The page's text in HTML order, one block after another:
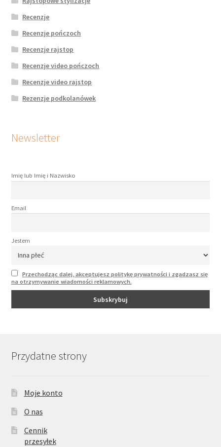
Recenzje
Recenzje pończoch
Recenzje rajstop
Recenzje video pończoch
Recenzje video rajstop
Rezenzje podkolanówek
Newsletter
Imię lub Imię i Nazwisko
Email
Jestem
Przechodząc dalej, akceptujesz politykę prywatności i zgadzasz się
na otrzymywanie wiadomości reklamowych.
Przydatne strony
Moje konto
O nas
Cennik
przesyłek